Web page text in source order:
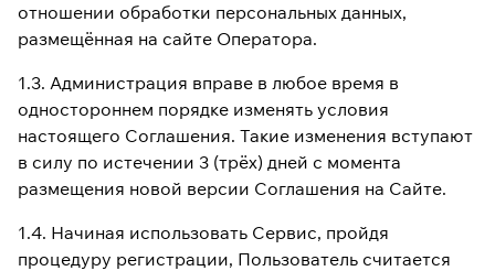
отношении обработки персональных данных,
размещённая на сайте Оператора.
1.3. Администрация вправе в любое время в
одностороннем порядке изменять условия
настоящего Соглашения. Такие изменения вступают
в силу по истечении 3 (трёх) дней с момента
размещения новой версии Соглашения на Сайте.
1.4. Начиная использовать Сервис, пройдя
процедуру регистрации, Пользователь считается